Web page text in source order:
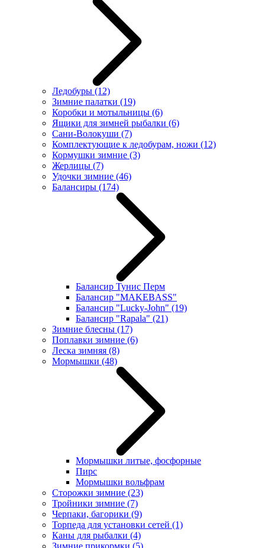
Ледобуры (12)
Зимние палатки (19)
Коробки и мотыльницы (6)
Ящики для зимней рыбалки (6)
Сани-Волокуши (7)
Комплектующие к ледобурам, ножи (12)
Кормушки зимние (3)
Жерлицы (7)
Удочки зимние (46)
Балансиры (174)
Балансир Тунис Перм
Балансир "MAKEBASS"
Балансир "Lucky-John" (19)
Балансир "Rapala" (21)
Зимние блесны (17)
Поплавки зимние (6)
Леска зимняя (8)
Мормышки (48)
Мормышки литые, фосфорные
Пирс
Мормышки вольфрам
Сторожки зимние (23)
Тройники зимние (7)
Черпаки, багорики (9)
Торпеда для установки сетей (1)
Каны для рыбалки (4)
Зимние прикормки (5)